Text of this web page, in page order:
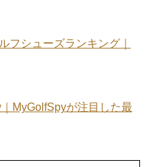
フシューズランキング｜
MyGolfSpyが注目した最